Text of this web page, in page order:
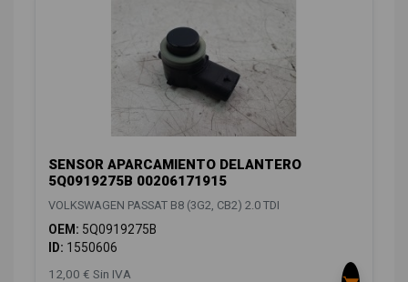
SENSOR APARCAMIENTO DELANTERO
5Q0919275B 00206171915
VOLKSWAGEN PASSAT B8 (3G2, CB2) 2.0 TDI
OEM: 5Q0919275B
ID: 1550606
12,00 € Sin IVA